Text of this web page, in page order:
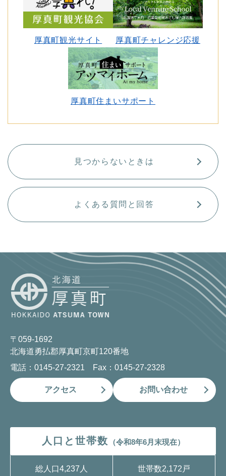
厚真町観光サイト 厚真町チャレンジ応援
厚真町住まいサポート
見つからないときは
よくある質問と回答
〒059-1692
北海道勇払郡厚真町京町120番地
電話：0145-27-2321 Fax：0145-27-2328
アクセス お問い合わせ
人口と世帯数 （令和8年6月末現在）
総人口4,237人 世帯数2,172戸